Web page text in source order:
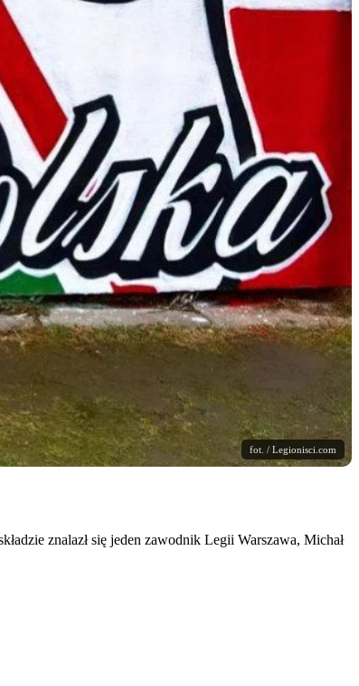
fot. / Legionisci.com
znalazł się jeden zawodnik Legii Warszawa, Michał